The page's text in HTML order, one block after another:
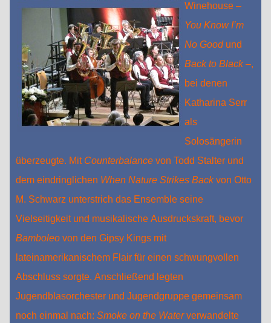
Winehouse –
You Know I’m
No Goodund
Back to Black–,
bei denen
Katharina Serr
als
Solosängerin
überzeugte. Mit Counterbalance von Todd Stalter und
dem eindringlichen When Nature Strikes Backvon Otto
M. Schwarz unterstrich das Ensemble seine
Vielseitigkeit und musikalische Ausdruckskraft, bevor
Bamboleo von den Gipsy Kings mit
lateinamerikanischem Flair für einen schwungvollen
Abschluss sorgte. Anschließend legten
Jugendblasorchester und Jugendgruppe gemeinsam
noch einmal nach:Smoke on the Waterverwandelte